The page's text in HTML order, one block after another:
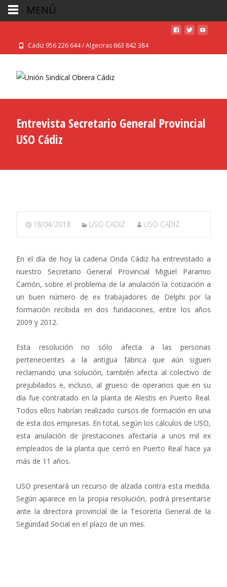
Cádiz 956 226 644 / Algeciras 663 842 384
Entrevista Secretario General Provincial
USO Cádiz
18/04/2018 USO CADIZ USO CADIZ
En el día de hoy la cadena Onda Cádiz ha entrevistado a
nuestro Secretario General Provincial Miguel Paramio
Carrión, sobre el problema de la anulación la cotización a
un buen número de ex trabajadores de Delphi por la
formación recibida en dos fundaciones, entre los años
2009 y 2012.
Esta resolución no sólo afecta a las personas
pertenecientes a la antigua fábrica que aún siguen
reclamando una solución, también afecta al colectivo de
prejubilados e, incluso, al grueso de operarios que en su
día fue contratado en la planta de Alestis en Puerto Real.
Todos ellos habrían realizado cursos de formación en una
de esta dos empresas. En total, según los cálculos de USO,
esta anulación de prestaciones afectaría a unos mil ex
empleados de la planta que cerró en Puerto Real hace ya
más de 11 años.
USO presentará un recurso de alzada contra esta medida.
Según aparece en la propia resolución, podrá presentarse
ante la directora provincial de la Tesorería General de la
Seguridad Social en el plazo de un mes.
MENÚ